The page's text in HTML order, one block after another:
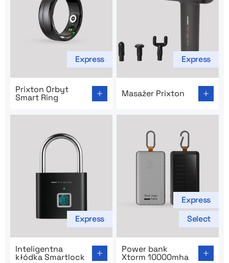
Express
Prixton Orbyt
Smart Ring
Express
Masażer Prixton
Express
Inteligentna
kłódka Smartlock
Express
Select
Power bank
Xtorm 10000mha